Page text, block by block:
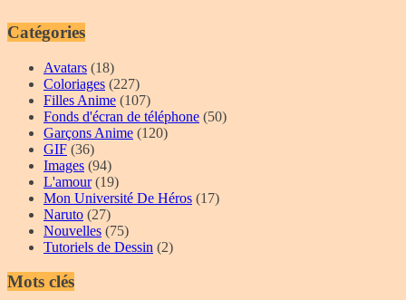
Catégories
Avatars (18)
Coloriages (227)
Filles Anime (107)
Fonds d'écran de téléphone (50)
Garçons Anime (120)
GIF (36)
Images (94)
L'amour(19)
Mon Université De Héros (17)
Naruto (27)
Nouvelles (75)
Tutoriels de Dessin (2)
Mots clés